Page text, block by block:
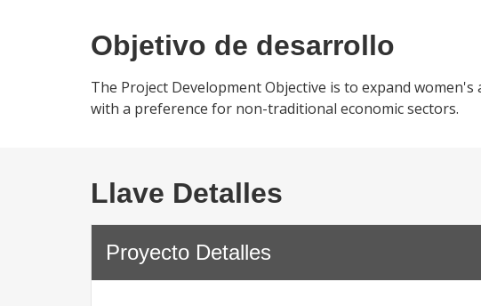
Objetivo de desarrollo
The Project Development Objective is to expand
with a preference for non-traditional economic sectors.
Llave Detalles
Proyecto Detalles